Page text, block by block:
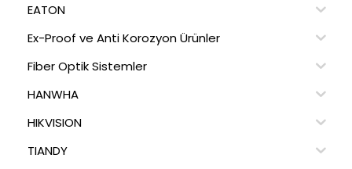
EATON
Ex-Proof ve Anti Korozyon Ürünler
Fiber Optik Sistemler
HANWHA
HIKVISION
TIANDY